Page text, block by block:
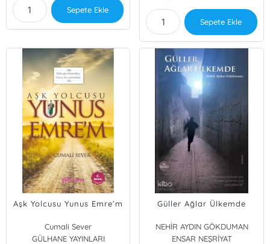
Sepete Ekle
Sepete Ekle
Aşk Yolcusu Yunus Emre’m
Cumali Sever
GÜLHANE YAYINLARI
Güller Ağlar Ülkemde
NEHİR AYDIN GÖKDUMAN
ENSAR NEŞRİYAT